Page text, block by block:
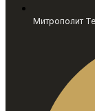
Митрополит